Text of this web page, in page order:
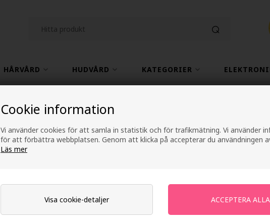
Cookie information
Vi använder cookies för att samla in statistik och för trafikmätning. Vi använder
för att förbättra webbplatsen. Genom att klicka på accepterar du användningen
Läs mer
Visa cookie-detaljer
HÅRVÅRD HUDVÅRD KATEGORIER
L'Oréal Pro Serie
Varumärken»Loreal Serie Expert
Tidigare lägsta pris: 286,00
258,00SEK